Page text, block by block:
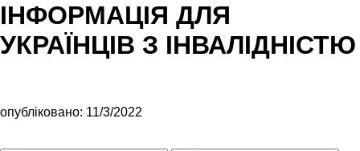
ІНФОРМАЦІЯ ДЛЯ
УКРАЇНЦІВ З ІНВАЛІДНІСТЮ
опубліковано: 11/3/2022